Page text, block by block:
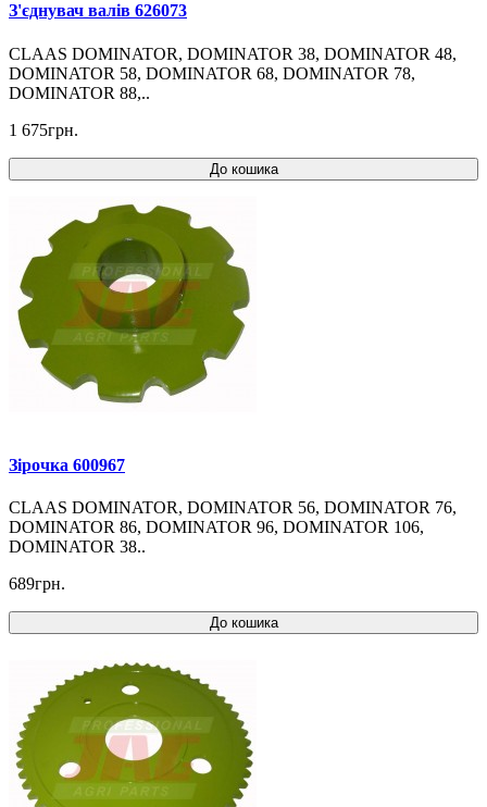
З'єднувач валів 626073
CLAAS DOMINATOR, DOMINATOR 38, DOMINATOR 48,
DOMINATOR 58, DOMINATOR 68, DOMINATOR 78,
DOMINATOR 88,..
1 675грн.
До кошика
Зірочка 600967
CLAAS DOMINATOR, DOMINATOR 56, DOMINATOR 76,
DOMINATOR 86, DOMINATOR 96, DOMINATOR 106,
DOMINATOR 38..
689грн.
До кошика